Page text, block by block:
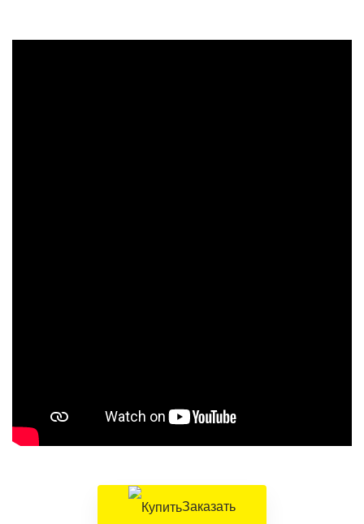
Заказать